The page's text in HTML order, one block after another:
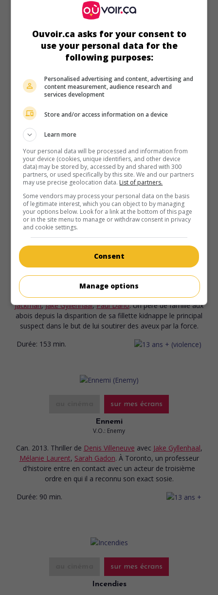
établir le contact avec des extraterrestres apparus dans
douze sites différents du globe.
Durée: 116 min.
É.-U. 2015. Drame policier
Blunt,Benicio Del Toro ,Josh Brolin. Une agente du FBI
joint une unité secrète qui traque un baron de la drogue
mexicain dans une dangereuse ville frontalière.
Prisonniers
V.O.: Prisoners
É.-U. 2013. Drame policier
Hugh
Jackman,Jake Gyllenhaal,Paul Dano. Un père de famille aux
abois depuis la disparition de sa fillette kidnappe le principal
suspect dans le but de lui soutirer des aveux par la force.
Durée: 153 min.
sur mes écrans
Ennemi
V.O.: Enemy
Can. 2013. Thriller de Denis Villeneuve avec Jake Gyllenhaal,
Mélanie Laurent, Sarah Gadon. À Toronto, un professeur
d'histoire entre en contact avec un acteur de troisième
ordre en qui il a reconnu son exact sosie.
Durée: 90 min.
sur mes écrans
Incendies
Ouvoir.ca asks for your consent to
use your personal data for the
following purposes:
Personalised advertising and content, advertising and
content measurement, audience research and
services development
Store and/or access information on a device
Learn more
Your personal data will be processed and information from
your device (cookies, unique identifiers, and other device
data) may be stored by, accessed by and shared with 300
partners, or used specifically by this site. We and our partners
may use precise geolocation data. List of partners.
Some vendors may process your personal data on the basis
of legitimate interest, which you can object to by managing
your options below. Look for a link at the bottom of this page
or in the site menu to manage or withdraw consent in privacy
and cookie settings.
Consent
Manage options